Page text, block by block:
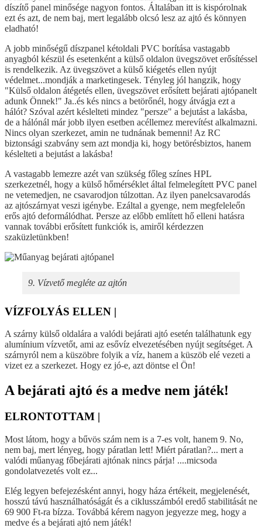
díszítő panel minősége nagyon fontos. Általában itt is kispórolnak
ezt és azt, de nem baj, mert legalább olcsó lesz az ajtó és könnyen
eladható!
A jobb minőségű díszpanel kétoldali PVC borítása vastagabb
anyagból készül és esetenként a külső oldalon üvegszövet erősítéssel
is rendelkezik. Az üvegszövet a külső kiégetés ellen nyújt
védelmet...mondják a marketingesek. Tényleg jól hangzik, hogy
"Külső oldalon átégetés ellen, üvegszövet erősített bejárati ajtópanelt
adunk Önnek!" Ja..és kés nincs a betörőnél, hogy átvágja ezt a
hálót? Szóval azért késlelteti mindez "persze" a bejutást a lakásba,
de a hálónál már jobb ilyen esetben acéllemez merevítést alkalmazni.
Nincs olyan szerkezet, amin ne tudnának bemenni! Az RC
biztonsági szabvány sem azt mondja ki, hogy betörésbiztos, hanem
késlelteti a bejutást a lakásba!
A vastagabb lemezre azét van szükség főleg színes HPL
szerkezetnél, hogy a külső hőmérséklet által felmelegített PVC panel
ne vetemedjen, ne csavarodjon túlzottan. Az ilyen panelcsavarodás
az ajtószárnyat veszi igénybe. Ezáltal a gyenge, nem megfeleleőn
erős ajtó deformálódhat. Persze az előbb említett hő elleni hatásra
vannak további erősített funkciók is, amiről kérdezzen
szaküzletünkben!
9. Vízvető megléte az ajtón
VÍZFOLYÁS ELLEN |
A szárny külső oldalára a valódi bejárati ajtó esetén találhatunk egy
alumínium vízvetőt, ami az esővíz elvezetésében nyújt segítséget. A
szárnyról nem a küszöbre folyik a víz, hanem a küszöb elé vezeti a
vizet ez a szerkezet. Hogy ez jó-e, azt döntse el Ön!
A bejárati ajtó és a medve nem játék!
ELRONTOTTAM |
Most látom, hogy a bűvös szám nem is a 7-es volt, hanem 9. No,
nem baj, mert lényeg, hogy páratlan lett! Miért páratlan?... mert a
valódi műanyag főbejárati ajtónak nincs párja! ....micsoda
gondolatvezetés volt ez...
Elég legyen befejezésként annyi, hogy háza értékeit, megjelenését,
hosszú távú használhatóságát és a ciklusszámból eredő stabilitását ne
69 900 Ft-ra bízza. Továbbá kérem nagyon jegyezze meg, hogy a
medve és a bejárati ajtó nem játék!